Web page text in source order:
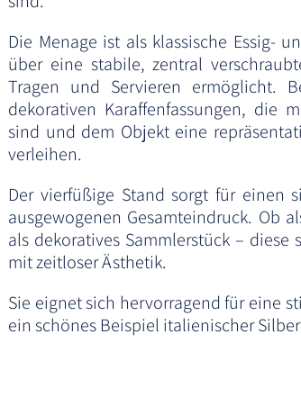
Die Menage ist als klassische Essig-
über eine stabile, zentral
Tragen und Servieren ermöglicht.
dekorativen Karaffenfassungen, die
sind und dem Objekt eine
verleihen.
Der vierfüßige Stand sorgt für einen
ausgewogenen Gesamteindruck. Ob
als dekoratives Sammlerstück –
mit zeitloser Ästhetik.
Sie eignet sich hervorragend für eine
ein schönes Beispiel italienischer